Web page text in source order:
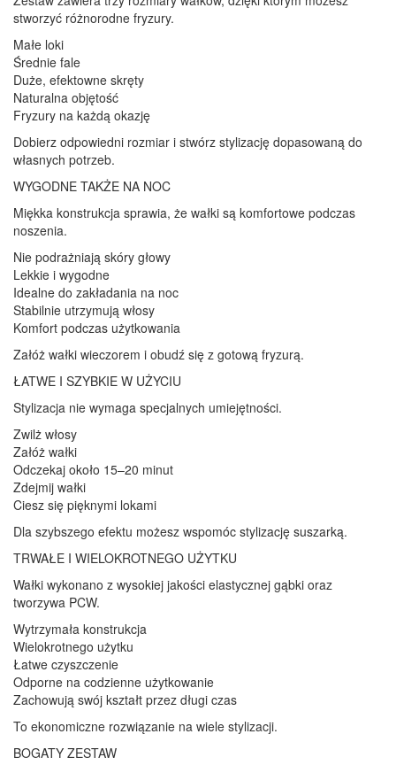
stworzyć różnorodne fryzury.
Małe loki
Średnie fale
Duże, efektowne skręty
Naturalna objętość
Fryzury na każdą okazję
Dobierz odpowiedni rozmiar i stwórz stylizację dopasowaną do
własnych potrzeb.
WYGODNE TAKŻE NA NOC
Miękka konstrukcja sprawia, że wałki są komfortowe podczas
noszenia.
Nie podrażniają skóry głowy
Lekkie i wygodne
Idealne do zakładania na noc
Stabilnie utrzymują włosy
Komfort podczas użytkowania
Załóż wałki wieczorem i obudź się z gotową fryzurą.
ŁATWE I SZYBKIE W UŻYCIU
Stylizacja nie wymaga specjalnych umiejętności.
Zwilż włosy
Załóż wałki
Odczekaj około 15–20 minut
Zdejmij wałki
Ciesz się pięknymi lokami
Dla szybszego efektu możesz wspomóc stylizację suszarką.
TRWAŁE I WIELOKROTNEGO UŻYTKU
Wałki wykonano z wysokiej jakości elastycznej gąbki oraz
tworzywa PCW.
Wytrzymała konstrukcja
Wielokrotnego użytku
Łatwe czyszczenie
Odporne na codzienne użytkowanie
Zachowują swój kształt przez długi czas
To ekonomiczne rozwiązanie na wiele stylizacji.
BOGATY ZESTAW